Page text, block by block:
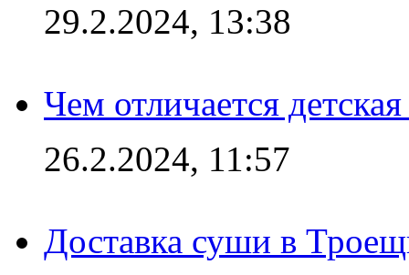
29.2.2024, 13:38
Чем отличается
26.2.2024, 11:57
Доставка суши в